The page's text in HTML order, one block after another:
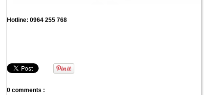
Hotline: 0964 255 768
0 comments :